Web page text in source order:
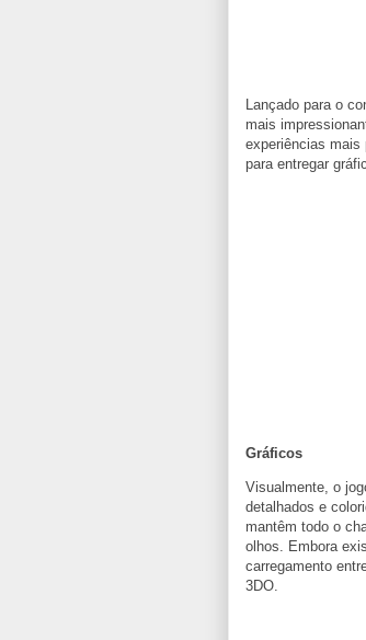
Lançado para o
mais
experiências mais
para entregar
Gráficos
Visualmente, o
detalhados e
mantêm todo o
olhos. Embora
carregamento
3DO.